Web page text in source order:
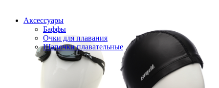
Аксессуары
Баффы
Очки для плавания
Шапочки плавательные